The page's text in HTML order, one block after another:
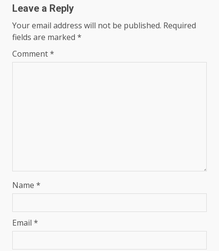
Leave a Reply
Your email address will not be published. Required
fields are marked *
Comment*
Name *
Email *